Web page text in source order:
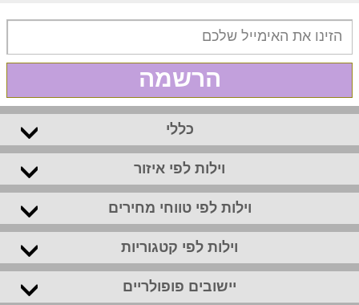
הרשמה
כללי
וילות לפי איזור
וילות לפי טווחי מחירים
וילות לפי קטגוריות
יישובים פופולריים